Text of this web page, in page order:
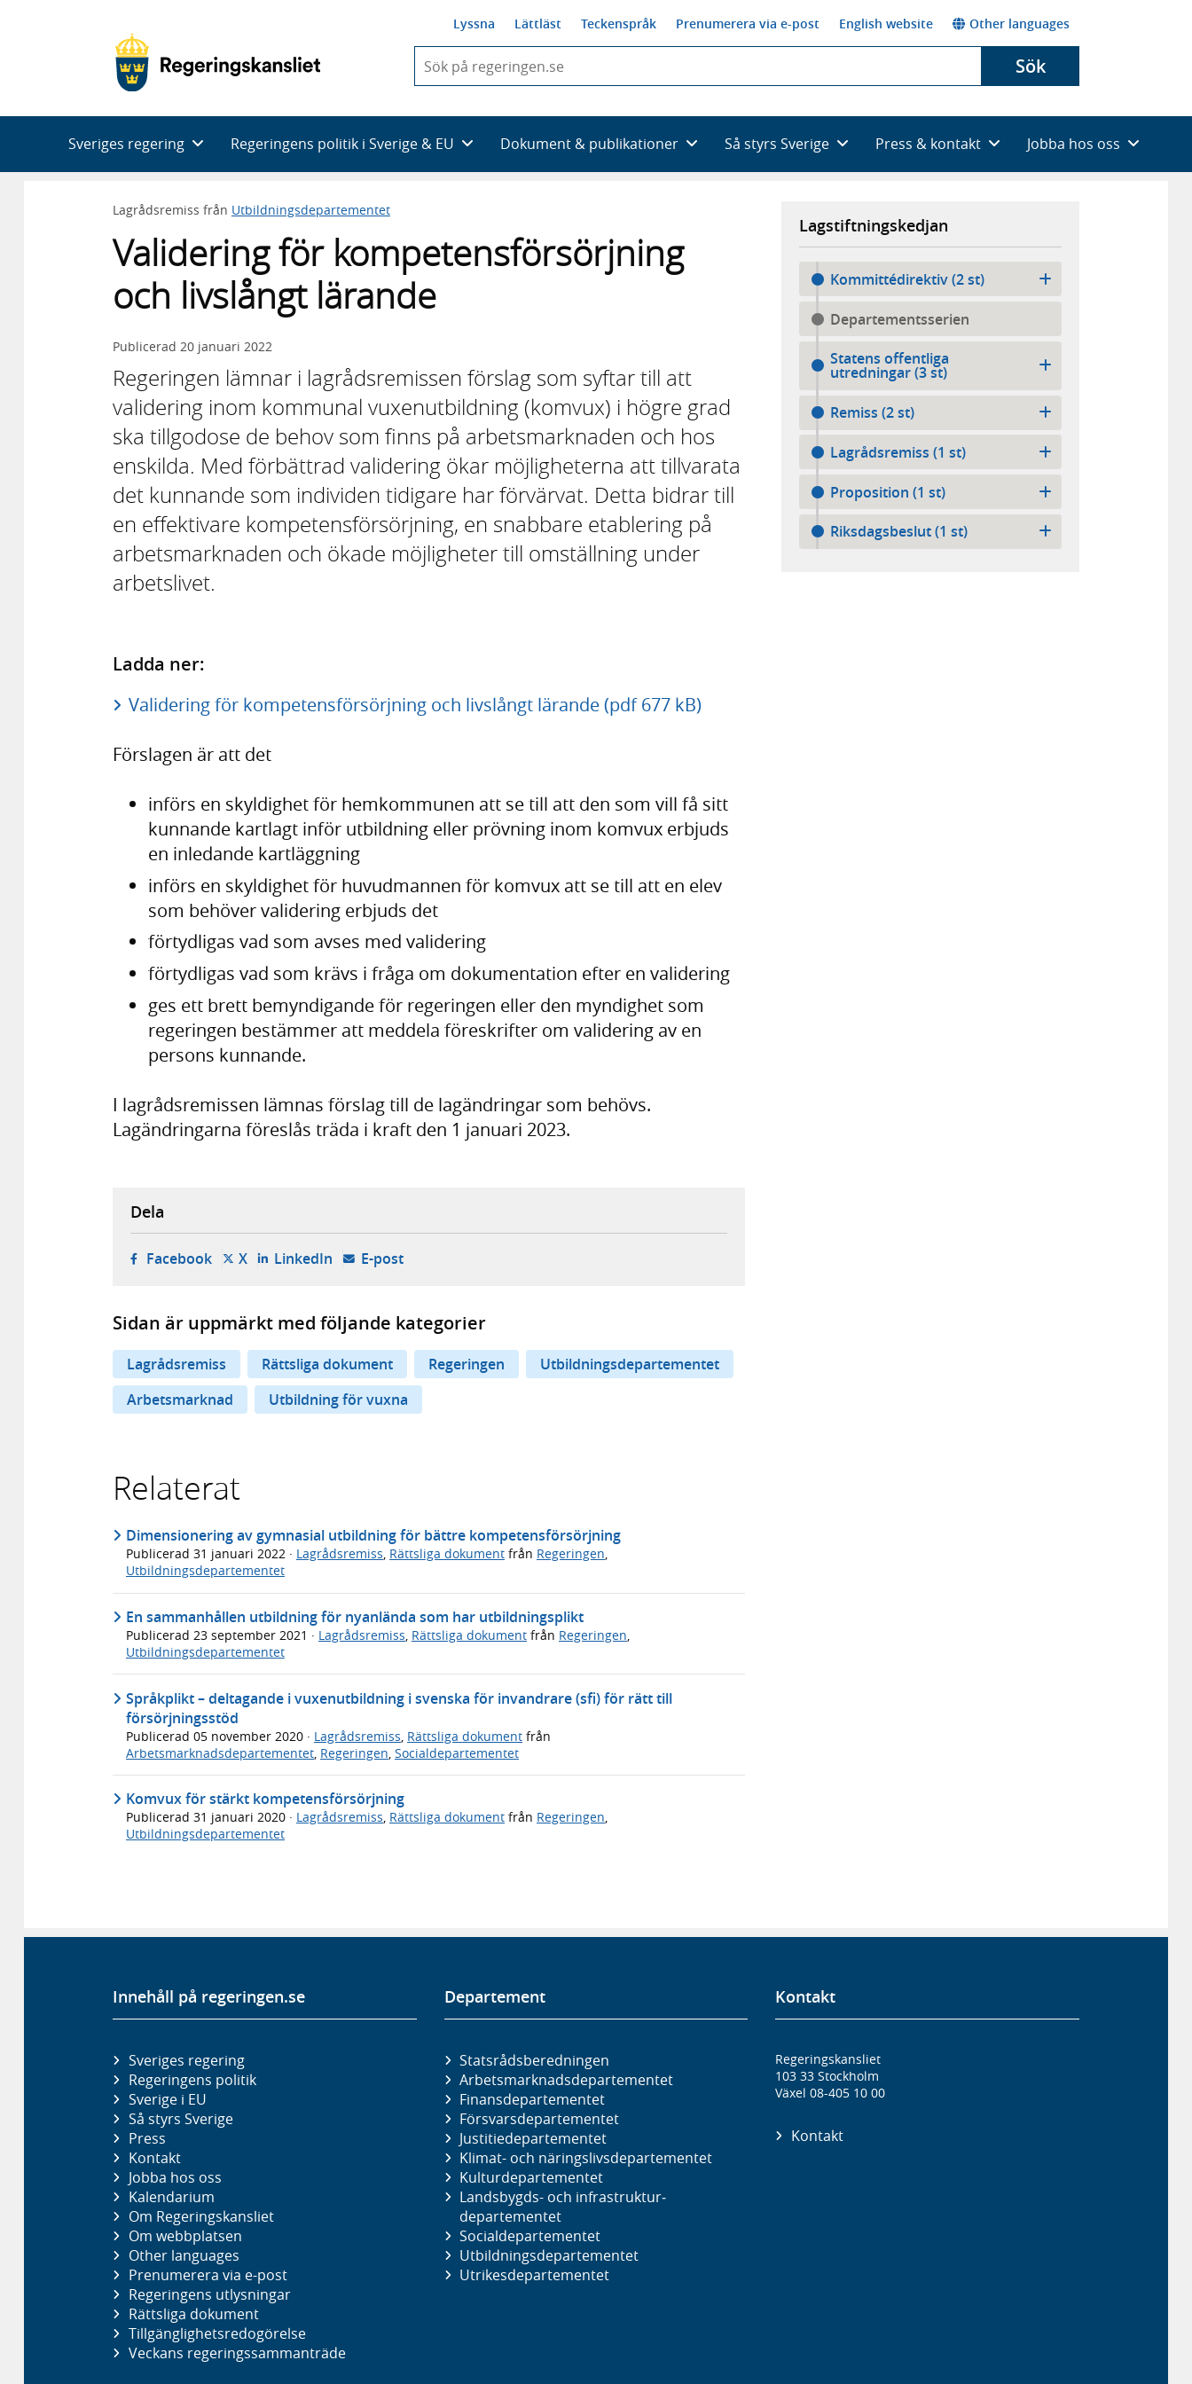
Lyssna Lättläst Teckenspråk Prenumerera via e-post English website Other languages
du
skriva
framträder
en
Sök
Sveriges regering Regeringens politik i Sverige & EU Dokument & publikationer Så styrs Sverige Press & kontakt Jobba hos oss
Lagrådsremiss från Utbildningsdepartementet
Validering för kompetensförsörjning
och livslångt lärande
Publicerad 20 januari 2022
Regeringen lämnar i lagrådsremissen förslag som syftar till att
validering inom kommunal vuxenutbildning (komvux) i högre grad
ska tillgodose de behov som finns på arbetsmarknaden och hos
enskilda. Med förbättrad validering ökar möjligheterna att tillvarata
det kunnande som individen tidigare har förvärvat. Detta bidrar till
en effektivare kompetensförsörjning, en snabbare etablering på
arbetsmarknaden och ökade möjligheter till omställning under
arbetslivet.
Ladda ner:
Validering för kompetensförsörjning och livslångt lärande (pdf 677 kB)
Förslagen är att det
införs en skyldighet för hemkommunen att se till att den som vill få sitt
kunnande kartlagt inför utbildning eller prövning inom komvux erbjuds
en inledande kartläggning
införs en skyldighet för huvudmannen för komvux att se till att en elev
som behöver validering erbjuds det
förtydligas vad som avses med validering
förtydligas vad som krävs i fråga om dokumentation efter en validering
ges ett brett bemyndigande för regeringen eller den myndighet som
regeringen bestämmer att meddela föreskrifter om validering av en
persons kunnande.
I lagrådsremissen lämnas förslag till de lagändringar som behövs.
Lagändringarna föreslås träda i kraft den 1 januari 2023.
Lagstiftningskedjan
Kommittédirektiv (2 st)
Departementsserien
Statens offentliga
utredningar (3 st)
Remiss (2 st)
Lagrådsremiss (1 st)
Proposition (1 st)
Riksdagsbeslut (1 st)
Dela
Facebook- öppnas i ny flik, extern webbplats,
X- öppnas i ny flik, extern webbplats,
LinkedIn- öppnas i ny flik, extern webbplats,
E-post- öppnar din e-postklient,
Sidan är uppmärkt med följande kategorier
Lagrådsremiss Rättsliga dokument Regeringen
Utbildningsdepartementet
Arbetsmarknad
Utbildning för vuxna
Relaterat
Dimensionering av gymnasial utbildning för bättre kompetensförsörjning
Publicerad 31 januari 2022 · Lagrådsremiss, Rättsliga dokument från Regeringen,
Utbildningsdepartementet
En sammanhållen utbildning för nyanlända som har utbildningsplikt
Publicerad 23 september 2021 · Lagrådsremiss, Rättsliga dokument från Regeringen,
Utbildningsdepartementet
Språkplikt – deltagande i vuxenutbildning i svenska för invandrare (sfi) för rätt till
försörjningsstöd
Publicerad 05 november 2020 · Lagrådsremiss Rättsliga dokument från
Arbetsmarknadsdepartementet Regeringen Socialdepartementet
Komvux för stärkt kompetensförsörjning
Publicerad 31 januari 2020 · Lagrådsremiss, Rättsliga dokument från Regeringen,
Utbildningsdepartementet
Innehåll på regeringen.se
Sveriges regering
Regeringens politik
Sverige i EU
Så styrs Sverige
Press
Kontakt
Jobba hos oss
Kalendarium
Om Regeringskansliet
Om webbplatsen
Other languages
Prenumerera via e-post
Regeringens utlysningar
Rättsliga dokument
Tillgänglighetsredogörelse
Veckans regeringssammanträde
Departement
Statsrådsberedningen
Arbetsmarknads­departementet
Finans­departementet
Försvars­departementet
Justitie­departementet
Klimat- och näringslivs­departementet
Kultur­departementet
Landsbygds- och infrastruktur­
departementet
Social­departementet
Utbildnings­departementet
Utrikes­departementet
Kontakt
Regeringskansliet
103 33 Stockholm
Växel 08-405 10 00
Kontakt